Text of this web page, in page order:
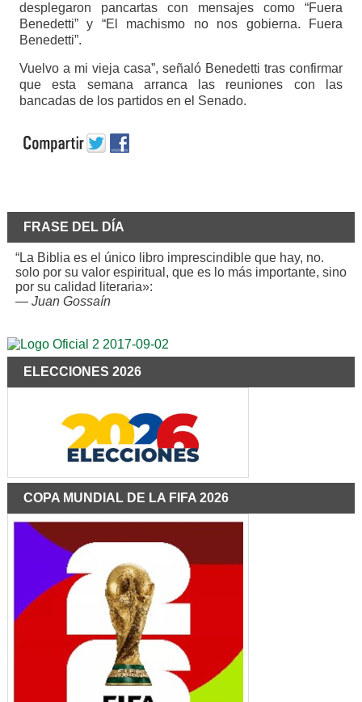
desplegaron pancartas con mensajes como “Fuera
Benedetti” y “El machismo no nos gobierna. Fuera
Benedetti”.
Vuelvo a mi vieja casa”, señaló Benedetti tras confirmar
que esta semana arranca las reuniones con las
bancadas de los partidos en el Senado.
FRASE DEL DÍA
“La Biblia es el único libro imprescindible que hay, no.
solo por su valor espiritual, que es lo más importante, sino
por su calidad literaria»:
— Juan Gossaín
ELECCIONES 2026
COPA MUNDIAL DE LA FIFA 2026